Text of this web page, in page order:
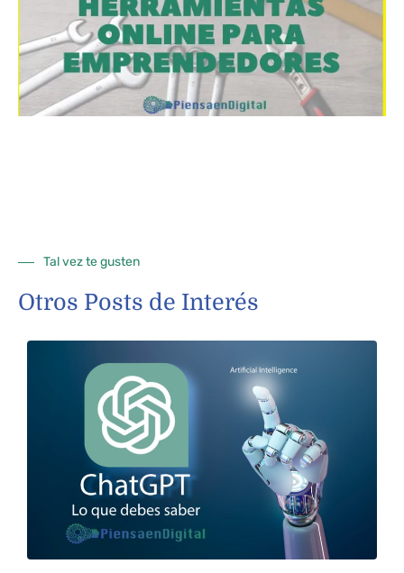
Tal vez te gusten
Otros Posts de Interés